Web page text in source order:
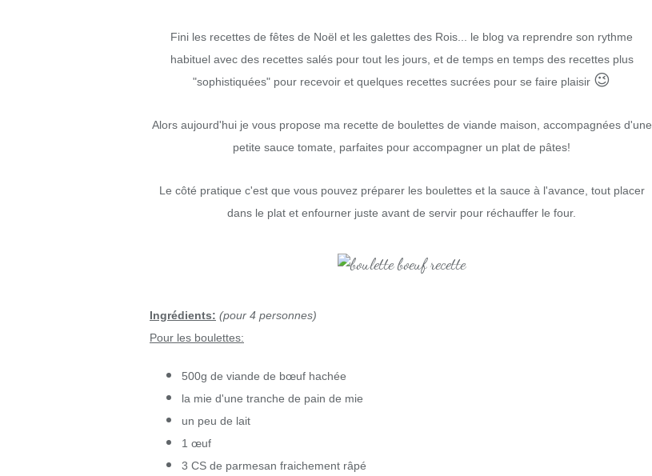
Fini les recettes de fêtes de Noël et les galettes des Rois... le blog va reprendre son rythme
habituel avec des recettes salés pour tout les jours, et de temps en temps des recettes plus
"sophistiquées" pour recevoir et quelques recettes sucrées pour se faire plaisir 😉
Alors aujourd'hui je vous propose ma recette de boulettes de viande maison, accompagnées d'une
petite sauce tomate, parfaites pour accompagner un plat de pâtes!
Le côté pratique c'est que vous pouvez préparer les boulettes et la sauce à l'avance, tout placer
dans le plat et enfourner juste avant de servir pour réchauffer le four.
Ingrédients: (pour 4 personnes)
Pour les boulettes:
500g de viande de bœuf hachée
la mie d'une tranche de pain de mie
un peu de lait
1 œuf
3 CS de parmesan fraichement râpé